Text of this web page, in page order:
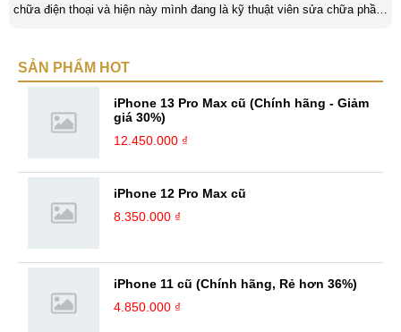
chữa điện thoại và hiện này mình đang là kỹ thuật viên sửa chữa phần
thách và là một người đam mê công nghệ tôi luôn thích tìm tòi những
SẢN PHẨM HOT
iPhone 13 Pro Max cũ (Chính hãng - Giảm
giá 30%)
12.450.000 ₫
iPhone 12 Pro Max cũ
8.350.000 ₫
iPhone 11 cũ (Chính hãng, Rẻ hơn 36%)
4.850.000 ₫